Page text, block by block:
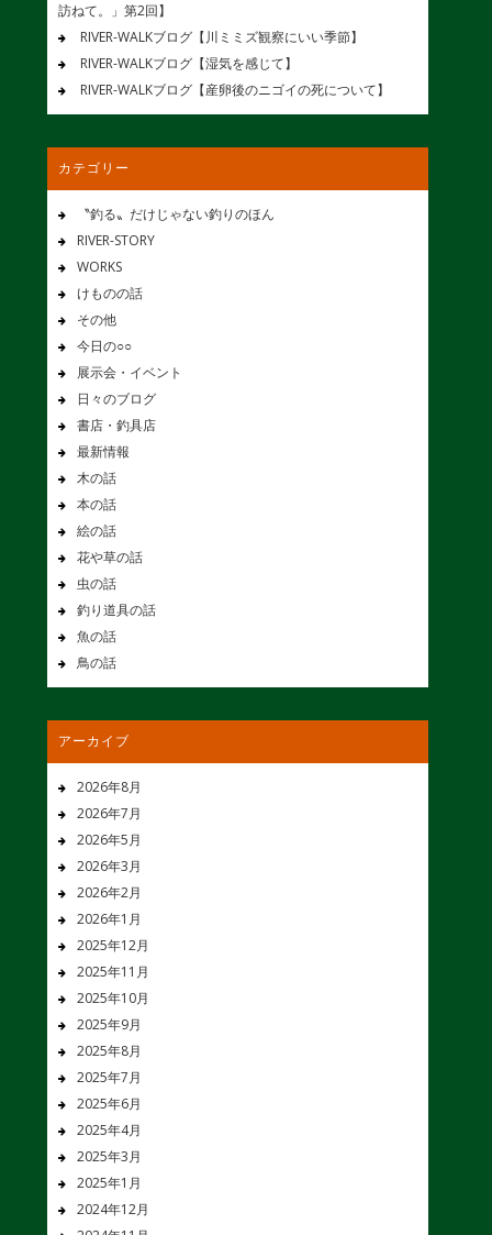
訪ねて。」第2回】
RIVER-WALKブログ【川ミミズ観察にいい季節】
RIVER-WALKブログ【湿気を感じて】
RIVER-WALKブログ【産卵後のニゴイの死について】
カテゴリー
〝釣る〟だけじゃない釣りのほん
RIVER-STORY
WORKS
けものの話
その他
今日の○○
展示会・イベント
日々のブログ
書店・釣具店
最新情報
木の話
本の話
絵の話
花や草の話
虫の話
釣り道具の話
魚の話
鳥の話
アーカイブ
2026年8月
2026年7月
2026年5月
2026年3月
2026年2月
2026年1月
2025年12月
2025年11月
2025年10月
2025年9月
2025年8月
2025年7月
2025年6月
2025年4月
2025年3月
2025年1月
2024年12月